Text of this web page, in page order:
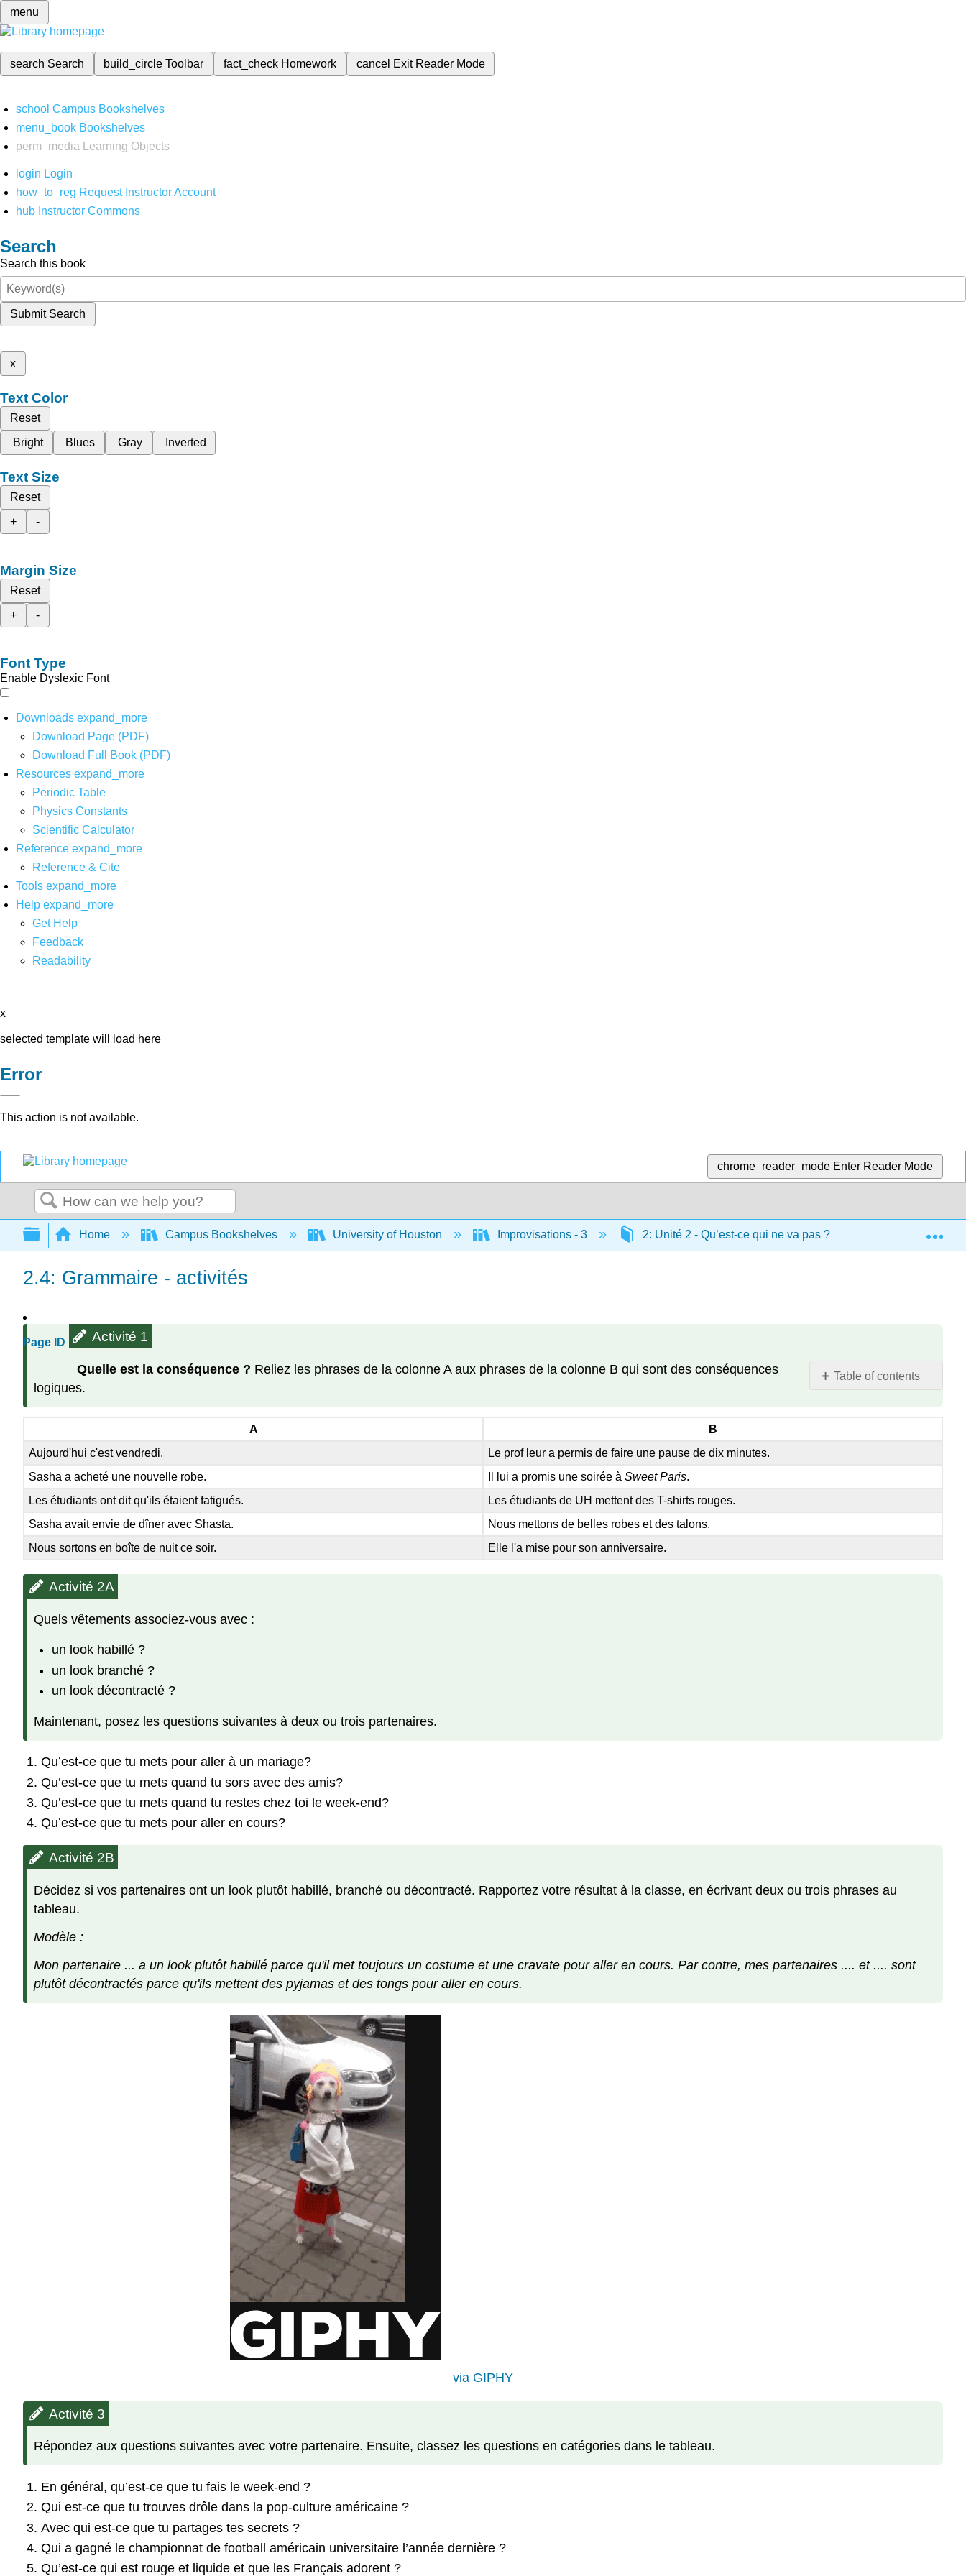
menu
search Search build_circleToolbar fact_check Homework cancel Exit Reader Mode
school Campus Bookshelves
menu_book Bookshelves
perm_media
Learning Objects
login Login
how_to_reg Request Instructor Account
hub Instructor Commons
Search
Search this book
Submit Search
x
Text Color
Reset
Bright
Blues Gray Inverted
Text Size
Reset
+
-
Margin Size
Reset
+
-
Font Type
Enable Dyslexic Font
Downloads expand_more
Download Page (PDF)
Download Full Book (PDF)
Resources expand_more
Periodic Table
Physics Constants
Scientific Calculator
Reference expand_more
Reference & Cite
Tools expand_more
Help expand_more
Get Help
Feedback
Readability
x
selected template will load here
Error
This action is not available.
chrome_reader_mode Enter Reader Mode
Search
Expand/collapse global hierarchy
Home Campus Bookshelves University of Houston Improvisations - 3 2: Unité 2 - Qu’est-ce qui ne va pas ? 2.4:
2.4: Grammaire - activités
Page ID
Table of contents
Activité 1
Quelle est la conséquence ? Reliez les phrases de la colonne A aux phrases de la colonne B qui sont des conséquences
logiques.
A
B
Aujourd'hui c'est vendredi.
Le prof leur a permis de faire une pause de dix minutes.
Sasha a acheté une nouvelle robe.
Il lui a promis une soirée àSweet Paris.
Les étudiants ont dit qu'ils étaient fatigués.
Les étudiants de UH mettent des T-shirts rouges.
Sasha avait envie de dîner avec Shasta.
Nous mettons de belles robes et des talons.
Nous sortons en boîte de nuit ce soir.
Elle l'a mise pour son anniversaire.
Activité 2A
Quels vêtements associez-vous avec :
un look habillé ?
un look branché ?
un look décontracté ?
Maintenant, posez les questions suivantes à deux ou trois partenaires.
Qu’est-ce que tu mets pour aller à un mariage?
Qu’est-ce que tu mets quand tu sors avec des amis?
Qu’est-ce que tu mets quand tu restes chez toi le week-end?
Qu’est-ce que tu mets pour aller en cours?
Activité 2B
Décidez si vos partenaires ont un look plutôt habillé, branché ou décontracté. Rapportez votre résultat à la classe, en écrivant deux ou trois phrases au
tableau.
Modèle :
Mon partenaire ... a un look plutôt habillé parce qu'il met toujours un costume et une cravate pour aller en cours. Par contre, mes partenaires .... et .... sont
plutôt décontractés parce qu'ils mettent des pyjamas et des tongs pour aller en cours.
via GIPHY
Activité 3
Répondez aux questions suivantes avec votre partenaire. Ensuite, classez les questions en catégories dans le tableau.
En général, qu’est-ce que tu fais le week-end ?
Qui est-ce que tu trouves drôle dans la pop-culture américaine ?
Avec qui est-ce que tu partages tes secrets ?
Qui a gagné le championnat de football américain universitaire l’année dernière ?
Qu’est-ce qui est rouge et liquide et que les Français adorent ?